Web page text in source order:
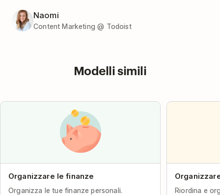
Naomi
Content Marketing @ Todoist
Modelli simili
Organizzare le finanze
Organizza le tue finanze personali. Riordina e